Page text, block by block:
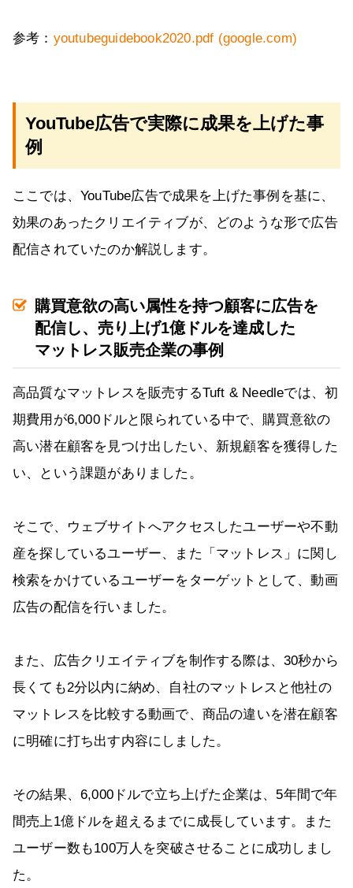
参考： youtubeguidebook2020.pdf (google.com)
YouTube広告で実際に成果を上げた事
例
ここでは、YouTube広告で成果を上げた事例を基に、
効果のあったクリエイティブが、どのような形で広告
配信されていたのか解説します。
購買意欲の高い属性を持つ顧客に広告を
配信し、売り上げ1億ドルを達成した
マットレス販売企業の事例
高品質なマットレスを販売するTuft & Needleでは、初
期費用が6,000ドルと限られている中で、購買意欲の
高い潜在顧客を見つけ出したい、新規顧客を獲得した
い、という課題がありました。
そこで、ウェブサイトへアクセスしたユーザーや不動
産を探しているユーザー、また「マットレス」に関し
検索をかけているユーザーをターゲットとして、動画
広告の配信を行いました。
また、広告クリエイティブを制作する際は、30秒から
長くても2分以内に納め、自社のマットレスと他社の
マットレスを比較する動画で、商品の違いを潜在顧客
に明確に打ち出す内容にしました。
その結果、6,000ドルで立ち上げた企業は、5年間で年
間売上1億ドルを超えるまでに成長しています。また
ユーザー数も100万人を突破させることに成功しまし
た。